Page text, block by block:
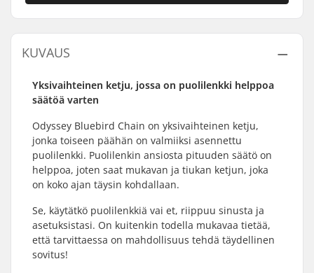
KUVAUS
Yksivaihteinen ketju, jossa on puolilenkki helppoa
säätöä varten
Odyssey Bluebird Chain on yksivaihteinen ketju,
jonka toiseen päähän on valmiiksi asennettu
puolilenkki. Puolilenkin ansiosta pituuden säätö on
helppoa, joten saat mukavan ja tiukan ketjun, joka
on koko ajan täysin kohdallaan.
Se, käytätkö puolilenkkiä vai et, riippuu sinusta ja
asetuksistasi. On kuitenkin todella mukavaa tietää,
että tarvittaessa on mahdollisuus tehdä täydellinen
sovitus!